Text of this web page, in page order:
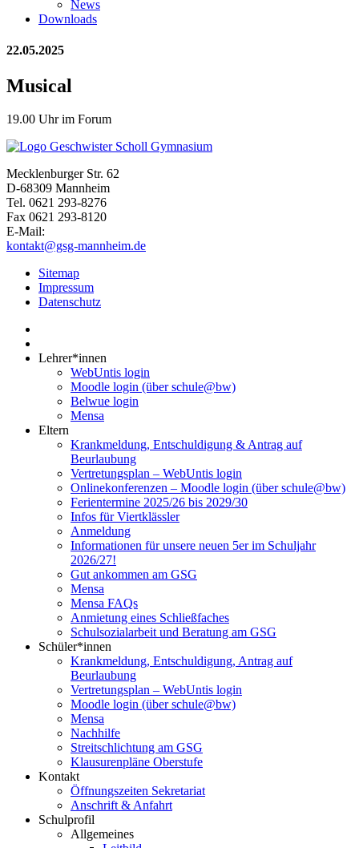
News
Downloads
22.05.2025
Musical
19.00 Uhr im Forum
Mecklenburger Str. 62
D-68309 Mannheim
Tel. 0621 293-8276
Fax 0621 293-8120
E-Mail:
kontakt@gsg-mannheim.de
Sitemap
Impressum
Datenschutz
Lehrer*innen
WebUntis login
Moodle login (über schule@bw)
Belwue login
Mensa
Eltern
Krankmeldung, Entschuldigung & Antrag auf
Beurlaubung
Vertretungsplan – WebUntis login
Onlinekonferenzen – Moodle login (über schule@bw)
Ferientermine 2025/26 bis 2029/30
Infos für Viertklässler
Anmeldung
Informationen für unsere neuen 5er im Schuljahr
2026/27!
Gut ankommen am GSG
Mensa
Mensa FAQs
Anmietung eines Schließfaches
Schulsozialarbeit und Beratung am GSG
Schüler*innen
Krankmeldung, Entschuldigung, Antrag auf
Beurlaubung
Vertretungsplan – WebUntis login
Moodle login (über schule@bw)
Mensa
Nachhilfe
Streitschlichtung am GSG
Klausurenpläne Oberstufe
Kontakt
Öffnungszeiten Sekretariat
Anschrift & Anfahrt
Schulprofil
Allgemeines